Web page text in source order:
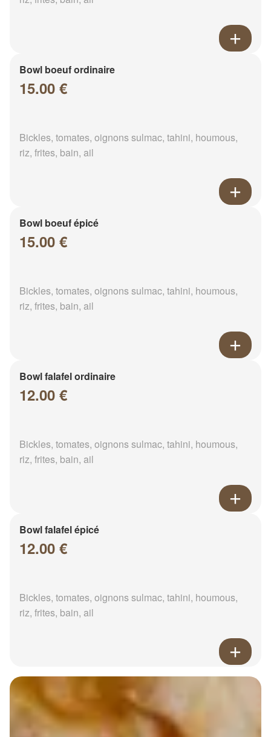
Bowl boeuf ordinaire
15.00 €
Bickles, tomates, oignons sulmac, tahini, houmous,
riz, frites, bain, ail
Bowl boeuf épicé
15.00 €
Bickles, tomates, oignons sulmac, tahini, houmous,
riz, frites, bain, ail
Bowl falafel ordinaire
12.00 €
Bickles, tomates, oignons sulmac, tahini, houmous,
riz, frites, bain, ail
Bowl falafel épicé
12.00 €
Bickles, tomates, oignons sulmac, tahini, houmous,
riz, frites, bain, ail